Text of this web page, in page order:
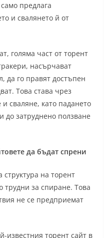
предлага
и свалянето й от
голяма част от торент
насърчават
да го правят достъпен
Това става чрез
сваляне, като падането
до затруднено ползване
да бъдат спрени
на торент
трудни за спиране. Това
не се предприемат
известния торент сайт в